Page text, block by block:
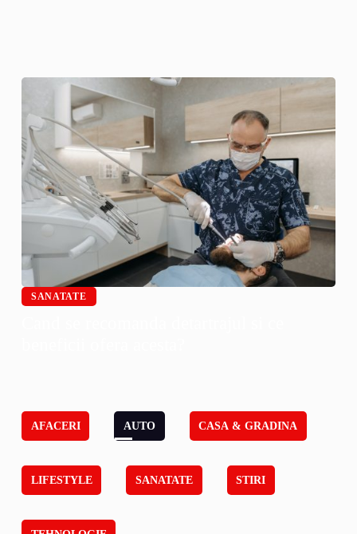
SANATATE
AFACERI AUTO CASA & GRADINA
LIFESTYLE SANATATE STIRI